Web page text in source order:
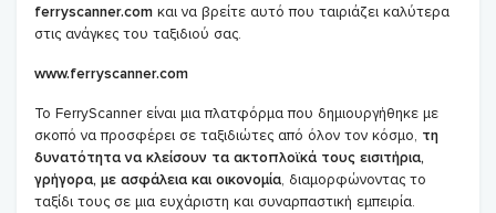
ferryscanner.com και να βρείτε αυτό που ταιριάζει καλύτερα
στις ανάγκες του ταξιδιού σας.
www.ferryscanner.com
Το FerryScanner είναι μια πλατφόρμα που δημιουργήθηκε με
σκοπό να προσφέρει σε ταξιδιώτες από όλον τον κόσμο, τη
δυνατότητα να κλείσουν τα ακτοπλοϊκά τους εισιτήρια,
γρήγορα, με ασφάλεια και οικονομία, διαμορφώνοντας το
ταξίδι τους σε μια ευχάριστη και συναρπαστική εμπειρία.